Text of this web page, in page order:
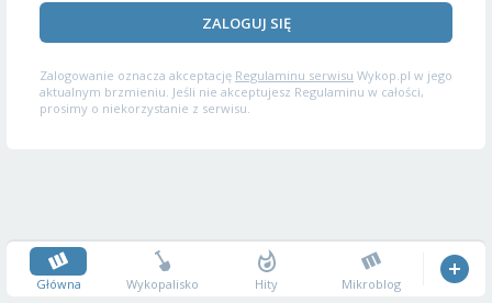
ZALOGUJ SIĘ
Zalogowanie oznacza akceptację Regulaminu serwisu Wykop.pl w jego
aktualnym brzmieniu. Jeśli nie akceptujesz Regulaminu w całości,
prosimy o niekorzystanie z serwisu.
Główna Wykopalisko Hity Mikroblog